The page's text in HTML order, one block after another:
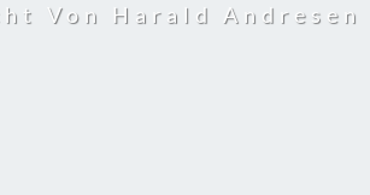
Von Harald Andresen